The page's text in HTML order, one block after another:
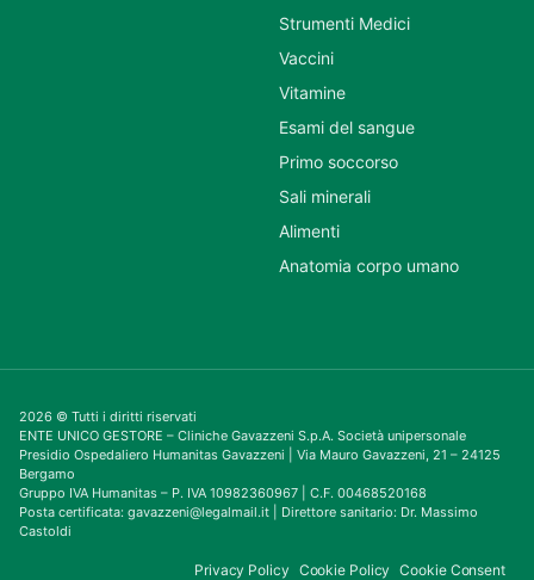
Strumenti Medici
Vaccini
Vitamine
Esami del sangue
Primo soccorso
Sali minerali
Alimenti
Anatomia corpo umano
2026 © Tutti i diritti riservati
ENTE UNICO GESTORE – Cliniche Gavazzeni S.p.A. Società unipersonale
Presidio Ospedaliero Humanitas Gavazzeni | Via Mauro Gavazzeni, 21 – 24125
Bergamo
Gruppo IVA Humanitas – P. IVA 10982360967 | C.F. 00468520168
Posta certificata: gavazzeni@legalmail.it | Direttore sanitario: Dr. Massimo
Castoldi
Privacy Policy Cookie Policy Cookie Consent